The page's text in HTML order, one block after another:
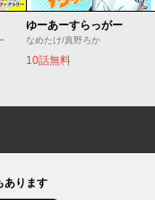
ゆーあーすらっがー
なめたけ/真野ろか
10話無料
あります